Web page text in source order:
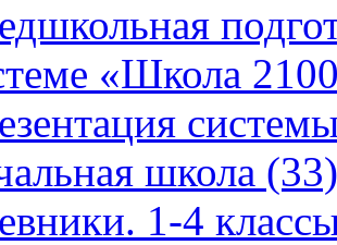
«Школа
школа (33)
1-4